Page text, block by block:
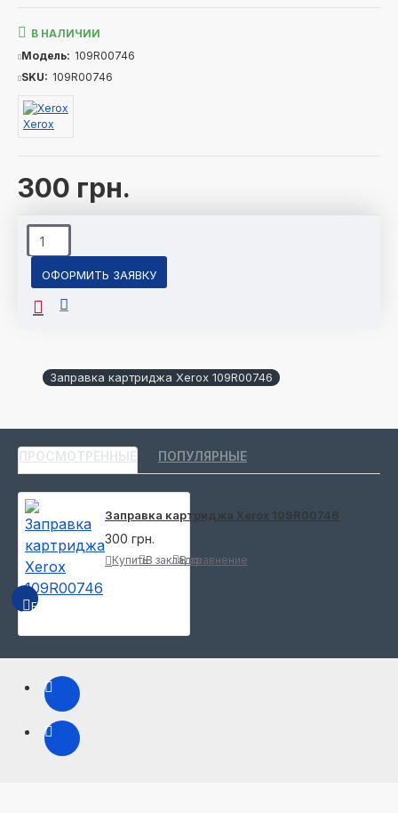
300 грн.
В НАЛИЧИИ
Модель: 109R00746
SKU: 109R00746
Xerox
ОФОРМИТЬ ЗАЯВКУ
Заправка картриджа Xerox 109R00746
ПРОСМОТРЕННЫЕ ПОПУЛЯРНЫЕ
БЫСТРЫЙ ПРОСМОТР
Заправка картриджа Xerox 109R00746
300 грн.
КупитьВ закладкиВ сравнение